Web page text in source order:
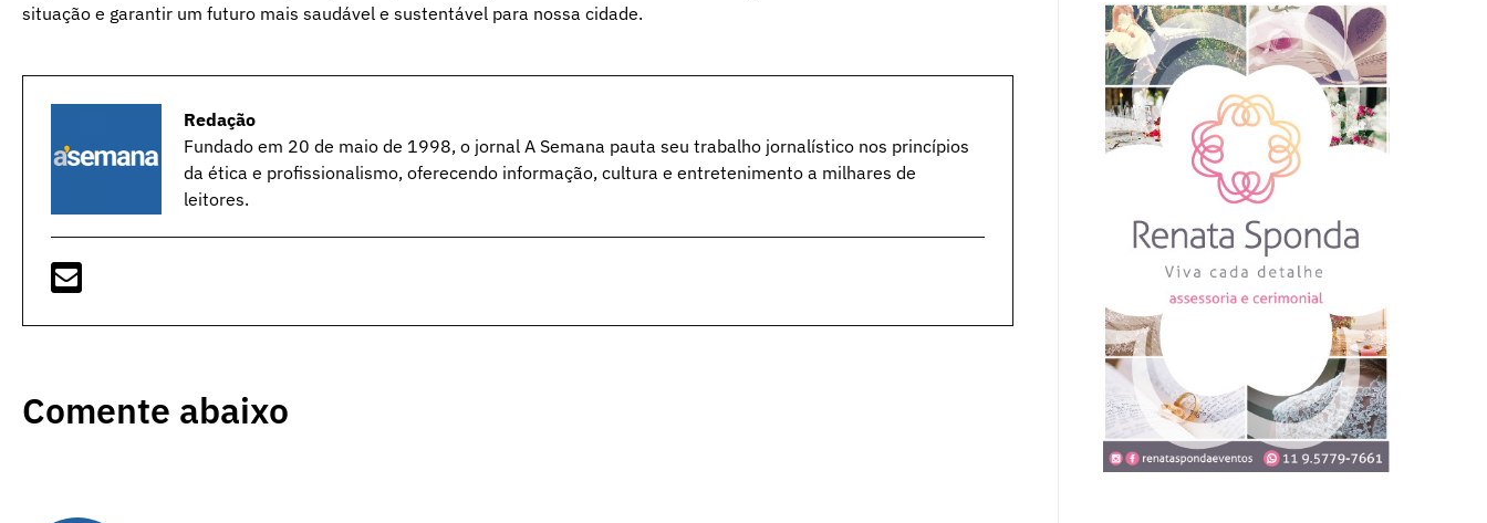
situação e garantir um futuro mais saudável e sustentável para nossa cidade.
Redação
Fundado em 20 de maio de 1998, o jornal A Semana pauta seu trabalho jornalístico nos princípios
da ética e profissionalismo, oferecendo informação, cultura e entretenimento a milhares de
leitores.
Comente abaixo